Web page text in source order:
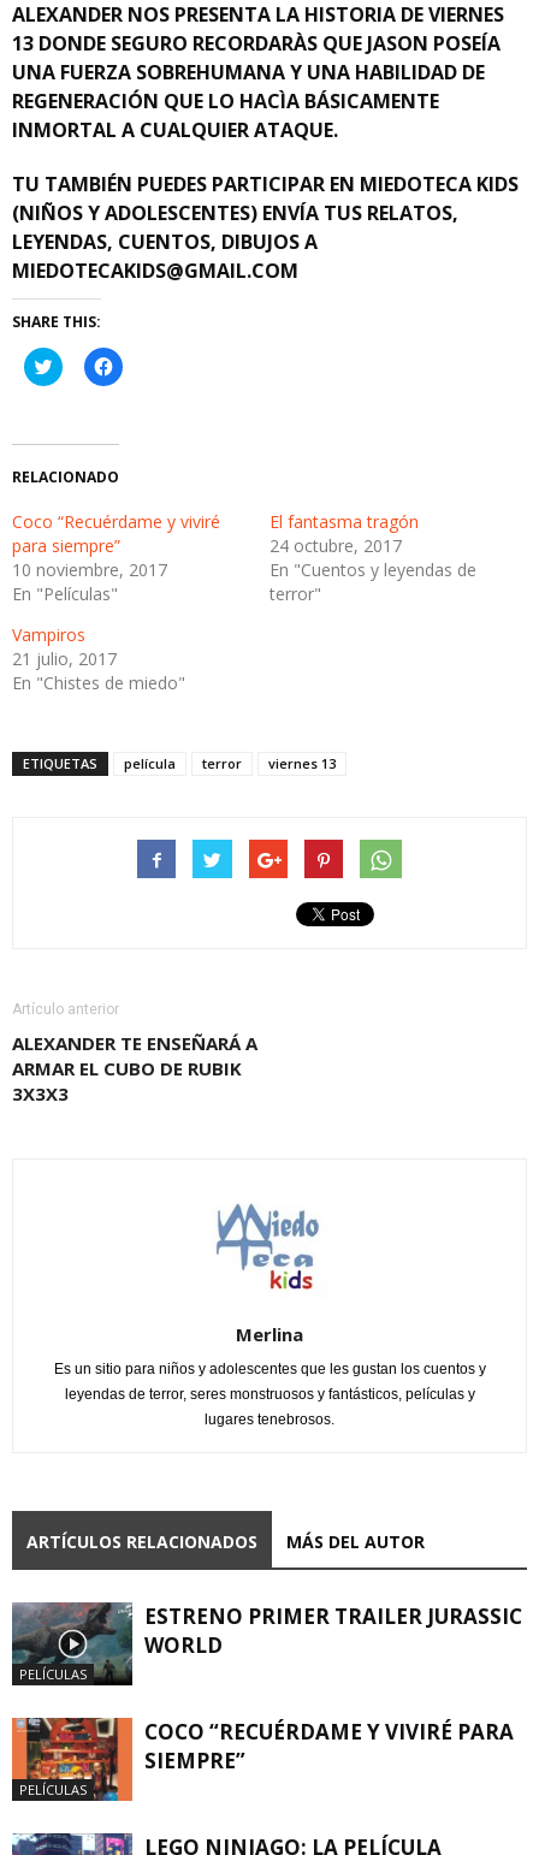
ALEXANDER NOS PRESENTA LA HISTORIA DE VIERNES
13 DONDE SEGURO RECORDARÀS QUE JASON POSEÍA
UNA FUERZA SOBREHUMANA Y UNA HABILIDAD DE
REGENERACIÓN QUE LO HACÌA BÁSICAMENTE
INMORTAL A CUALQUIER ATAQUE.
TU TAMBIÉN PUEDES PARTICIPAR EN MIEDOTECA KIDS
(NIÑOS Y ADOLESCENTES) ENVÍA TUS RELATOS,
LEYENDAS, CUENTOS, DIBUJOS A
MIEDOTECAKIDS@GMAIL.COM
SHARE THIS:
Haz
clic
Twitter
abre
en
ventana
nueva)
Haz
clic
Facebook
abre
en
ventana
nueva)
RELACIONADO
Coco “Recuérdame y viviré
para siempre”
10 noviembre, 2017
En "Películas"
El fantasma tragón
24 octubre, 2017
En "Cuentos y leyendas de
terror"
Vampiros
21 julio, 2017
En "Chistes de miedo"
ETIQUETAS película terror viernes 13
Artículo anterior
ALEXANDER TE ENSEÑARÁ A
ARMAR EL CUBO DE RUBIK
3X3X3
Merlina
Es un sitio para niños y adolescentes que les gustan los cuentos y
leyendas de terror, seres monstruosos y fantásticos, películas y
lugares tenebrosos.
ARTÍCULOS RELACIONADOS MÁS DEL AUTOR
PELÍCULAS
ESTRENO PRIMER TRAILER JURASSIC
WORLD
PELÍCULAS
COCO “RECUÉRDAME Y VIVIRÉ PARA
SIEMPRE”
LEGO NINJAGO: LA PELÍCULA